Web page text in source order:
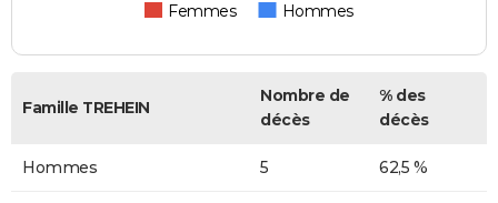
Femmes Hommes
Famille TREHEIN
Nombre de
décès
% des
décès
Hommes 5 62,5 %